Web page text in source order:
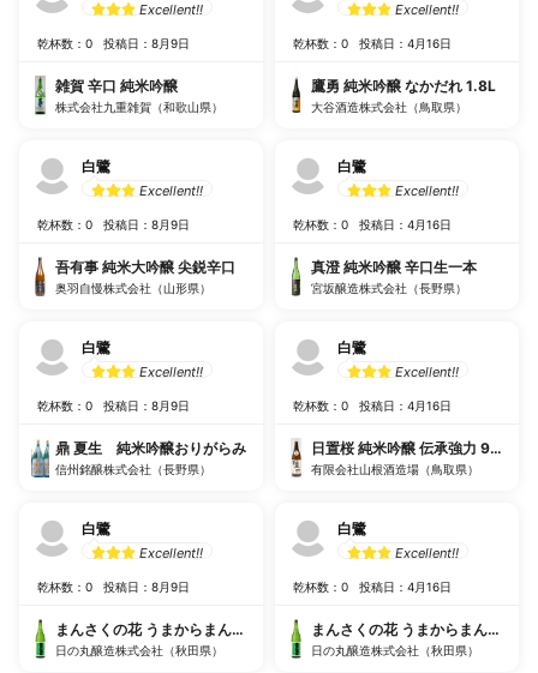
Excellent!!
乾杯数：0 投稿日：8月9日
雑賀 辛口 純米吟醸
株式会社九重雑賀（和歌山県）
白鷺
Excellent!!
乾杯数：0 投稿日：8月9日
吾有事 純米大吟醸 尖鋭辛口
奥羽自慢株式会社（山形県）
白鷺
Excellent!!
乾杯数：0 投稿日：8月9日
鼎 夏生 純米吟醸おりがらみ
信州銘醸株式会社（長野県）
白鷺
Excellent!!
乾杯数：0 投稿日：8月9日
まんさくの花 うまからまんさく
日の丸醸造株式会社（秋田県）
Excellent!!
乾杯数：0 投稿日：4月16日
鷹勇 純米吟醸 なかだれ 1.8L
大谷酒造株式会社（鳥取県）
白鷺
Excellent!!
乾杯数：0 投稿日：4月16日
真澄 純米吟醸 辛口生一本
宮坂醸造株式会社（長野県）
白鷺
Excellent!!
乾杯数：0 投稿日：4月16日
日置桜 純米吟醸 伝承強力 9号酵母
有限会社山根酒造場（鳥取県）
白鷺
Excellent!!
乾杯数：0 投稿日：4月16日
まんさくの花 うまからまんさく
日の丸醸造株式会社（秋田県）